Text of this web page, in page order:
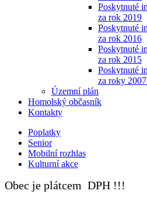
Poskytnuté
za rok 2019
Poskytnuté
za rok 2016
Poskytnuté
za rok 2015
Poskytnuté
za roky
Územní plán
Homolský občasník
Kontakty
Poplatky
Senior
Mobilní rozhlas
Kulturní akce
Obec je plátcem DPH !!!